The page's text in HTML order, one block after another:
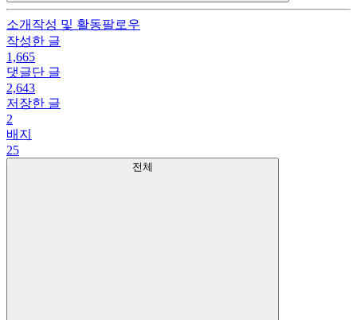
소개 작성 및 활동팔로우
작성한 글
1,665
댓글단 글
2,643
저장한 글
2
배지
25
전체